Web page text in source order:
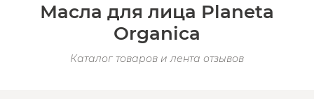
Масла для лица Planeta
Organica
Каталог товаров и лента отзывов